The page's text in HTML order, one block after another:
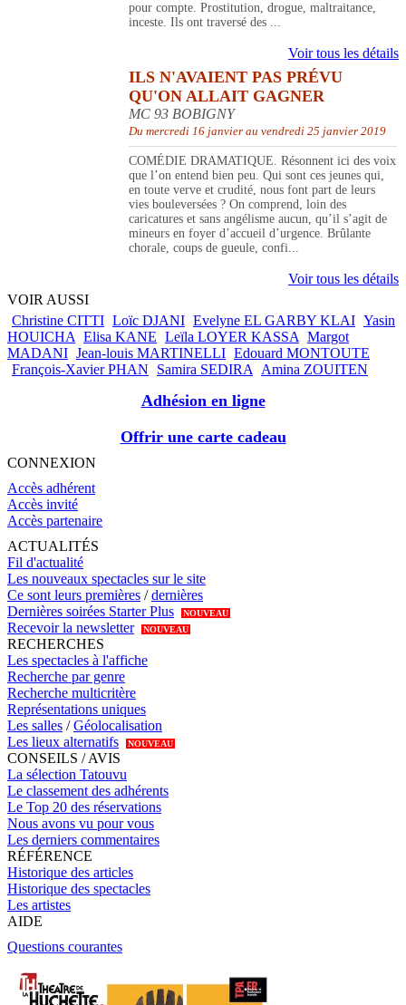
pour compte. Prostitution, drogue, maltraitance,
inceste. Ils ont traversé des ...
Voir tous les détails
ILS N'AVAIENT PAS PRÉVU
QU'ON ALLAIT GAGNER
MC 93 BOBIGNY
Du mercredi 16 janvier au vendredi 25 janvier 2019
COMÉDIE DRAMATIQUE. Résonnent ici des voix
que l’on entend bien peu. Qui sont ces jeunes qui,
en toute verve et crudité, nous font part de leurs
vies bouleversées ? On comprend, loin des
caricatures et sans angélisme aucun, qu’il s’agit de
mineurs en foyer d’accueil d’urgence. Brûlante
chorale, coups de gueule, confi...
Voir tous les détails
VOIR AUSSI
Christine CITTI Loïc DJANI Evelyne EL GARBY KLAI Yasin
HOUICHA Elisa KANE Leïla LOYER KASSA Margot
MADANI Jean-louis MARTINELLI Edouard MONTOUTE
François-Xavier PHAN
Samira SEDIRA Amina ZOUITEN
Adhésion en ligne
Offrir une carte cadeau
CONNEXION
Accès adhérent
Accès invité
Accès partenaire
ACTUALITÉS
Fil d'actualité
Les nouveaux spectacles sur le site
Ce sont leurs premières /dernières
Dernières soirées Starter Plus
NOUVEAU
Recevoir la newsletter NOUVEAU
RECHERCHES
Les spectacles à l'affiche
Recherche par genre
Recherche multicritère
Représentations uniques
Les salles /Géolocalisation
Les lieux alternatifs
NOUVEAU
CONSEILS / AVIS
La sélection Tatouvu
Le classement des adhérents
Le Top 20 des réservations
Nous avons vu pour vous
Les derniers commentaires
RÉFÉRENCE
Historique des articles
Historique des spectacles
Les artistes
AIDE
Questions courantes